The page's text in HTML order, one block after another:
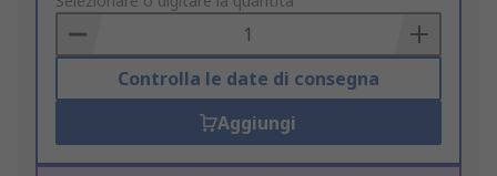
Basket
Controlla le date di consegna
Aggiungi